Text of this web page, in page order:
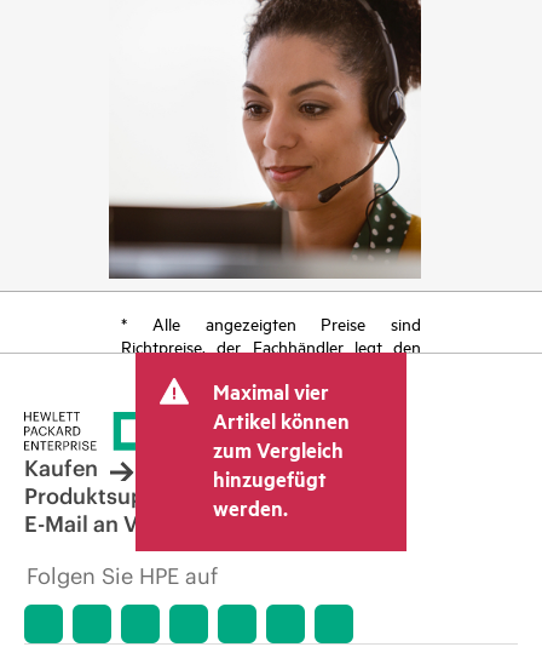
* Alle angezeigten Preise sind
Richtpreise, der Fachhändler legt den
kann weitere Gebühren wie
Mehrwertsteuer und Versandkosten
berücksichtigen. Der vom Fachhändler
festgelegte Transaktionspreis kann von
dem anderer Fachhändler und dem
angezeigten Richtpreis abweichen. Die
Richtpreise können zeitlich begrenzte
Sonderangebote enthalten. HPE behält
sich das Recht vor, jederzeit
Preisanpassungen vorzunehmen, u. a.
Marktbedingungen, der Einstellung von
Maximal vier
Artikel können
zum Vergleich
hinzugefügt
werden.
Kaufen
Produktsupport
E-Mail an Vertrieb
Folgen Sie HPE auf